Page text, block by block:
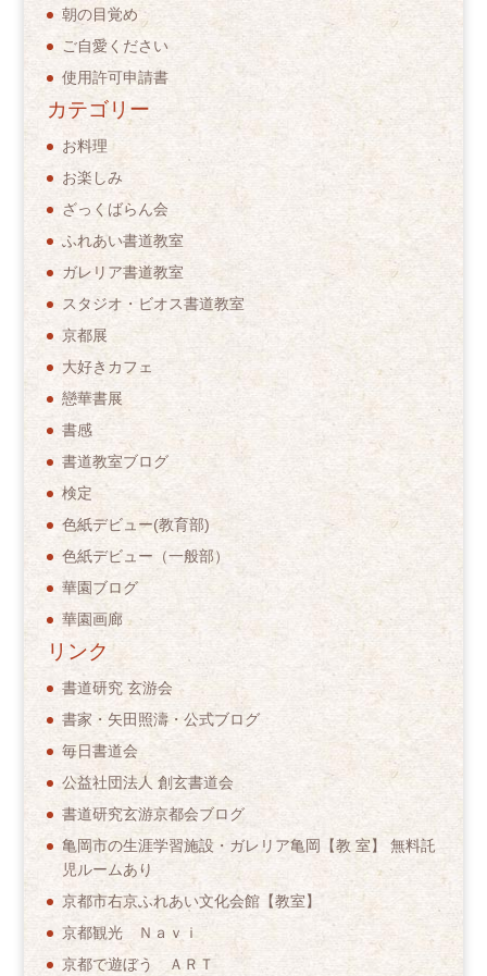
朝の目覚め
ご自愛ください
使用許可申請書
カテゴリー
お料理
お楽しみ
ざっくばらん会
ふれあい書道教室
ガレリア書道教室
スタジオ・ビオス書道教室
京都展
大好きカフェ
戀華書展
書感
書道教室ブログ
検定
色紙デビュー(教育部)
色紙デビュー（一般部）
華園ブログ
華園画廊
リンク
書道研究 玄游会
書家・矢田照濤・公式ブログ
毎日書道会
公益社団法人 創玄書道会
書道研究玄游京都会ブログ
亀岡市の生涯学習施設・ガレリア亀岡【教 室】 無料託
児ルームあり
京都市右京ふれあい文化会館【教室】
京都観光 Ｎａｖｉ
京都で遊ぼう ＡＲＴ